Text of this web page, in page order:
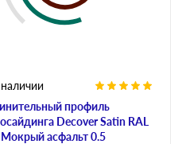
профиль
Decover Satin RAL
асфальт 0.5